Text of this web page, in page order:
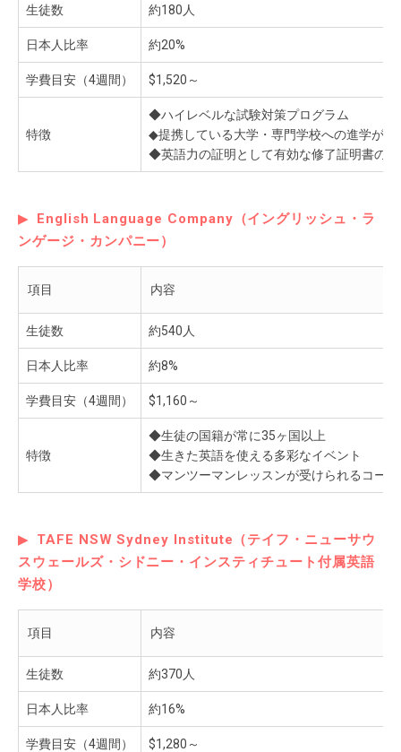
生徒数 約180人
日本人比率 約20%
学費目安（4週間） $1,520～
特徴
◆ハイレベルな試験対策プログラム
◆提携している大学・専門学校への進学が可
◆英語力の証明として有効な修了証明書の
English Language Company（イングリッシュ・ラ
ンゲージ・カンパニー）
項目 内容
生徒数 約540人
日本人比率 約8%
学費目安（4週間） $1,160～
特徴
◆生徒の国籍が常に35ヶ国以上
◆生きた英語を使える多彩なイベント
◆マンツーマンレッスンが受けられるコー
TAFE NSW Sydney Institute（テイフ・ニューサウ
スウェールズ・シドニー・インスティチュート付属英語
学校）
項目 内容
生徒数 約370人
日本人比率 約16%
学費目安（4週間） $1,280～